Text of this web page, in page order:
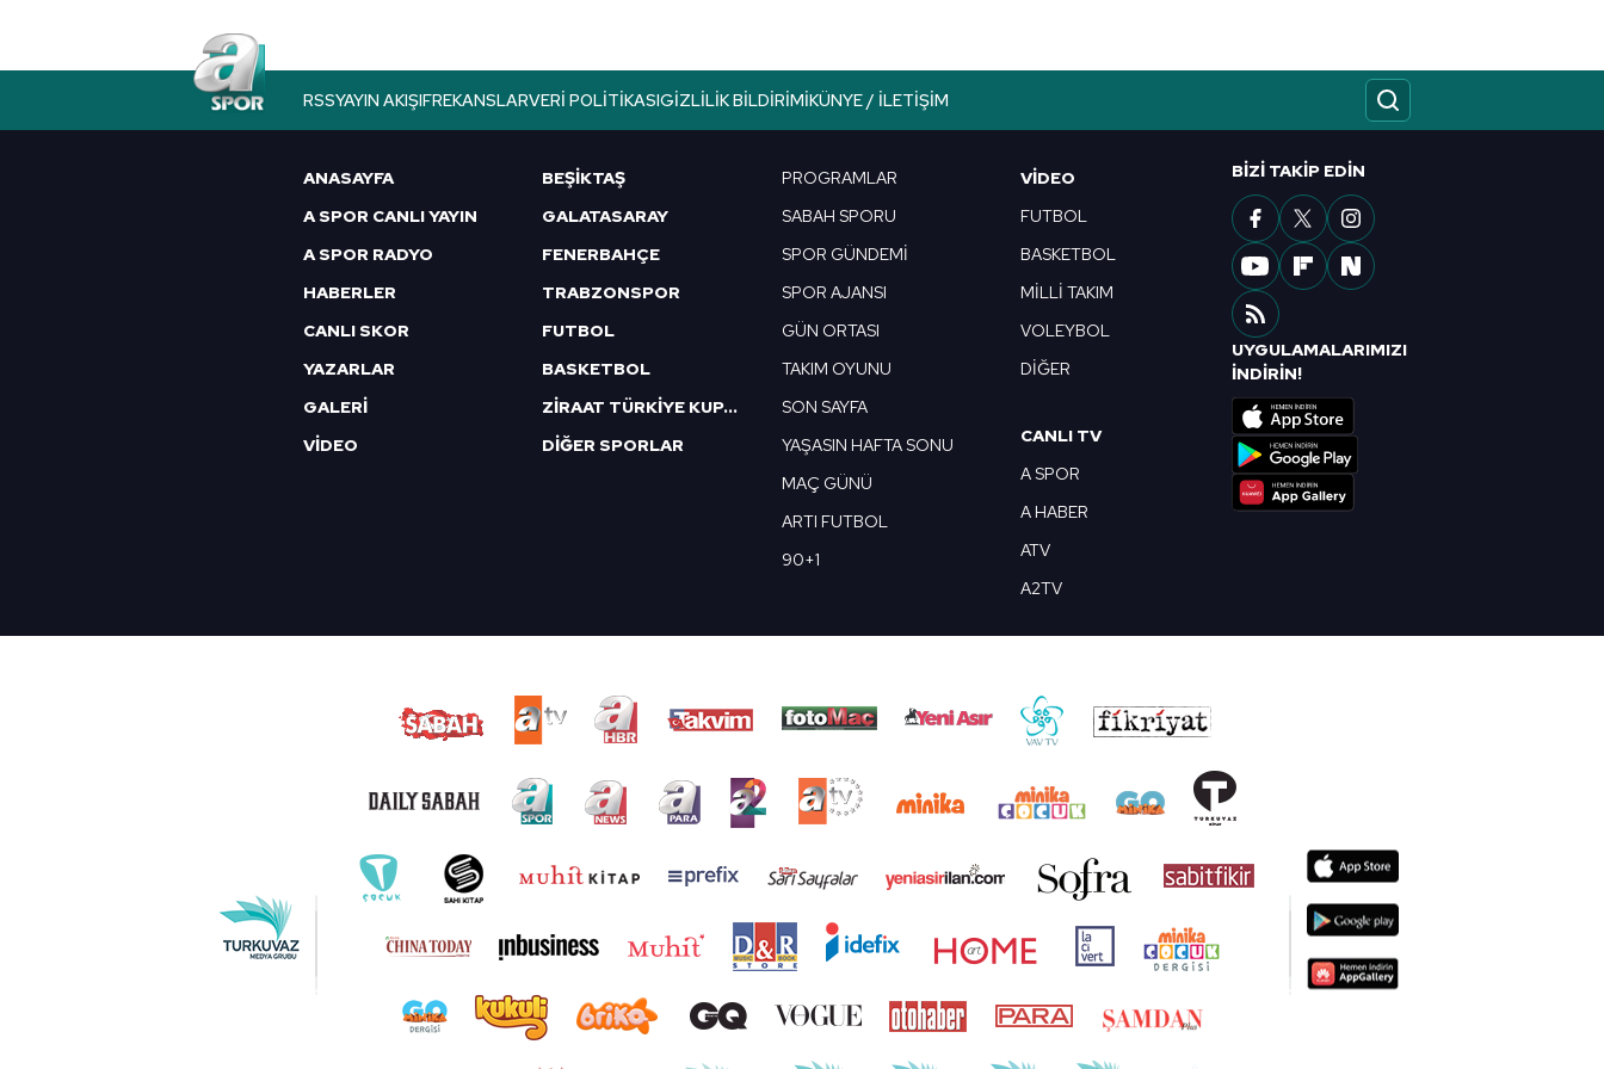
RSSYAYIN AKIŞIFREKANSLARVERI POLITIKASIGIZLILIK BILDIRIMIKÜNYE / İLETIŞIM
ANASAYFA
A SPOR CANLI YAYIN
A SPOR RADYO
HABERLER
CANLI SKOR
YAZARLAR
GALERİ
VİDEO
BEŞİKTAŞ
GALATASARAY
FENERBAHÇE
TRABZONSPOR
FUTBOL
BASKETBOL
ZİRAAT TÜRKİYE KUPASI
DİĞER SPORLAR
PROGRAMLAR
SABAH SPORU
SPOR GÜNDEMİ
SPOR AJANSI
GÜN ORTASI
TAKIM OYUNU
SON SAYFA
YAŞASIN HAFTA SONU
MAÇ GÜNÜ
ARTI FUTBOL
90+1
VIDEO
FUTBOL
BASKETBOL
MİLLİ TAKIM
VOLEYBOL
DİĞER
CANLI TV
A SPOR
A HABER
ATV
A2TV
BIZI TAKIP EDIN
UYGULAMALARIMIZI
İNDİRİN!